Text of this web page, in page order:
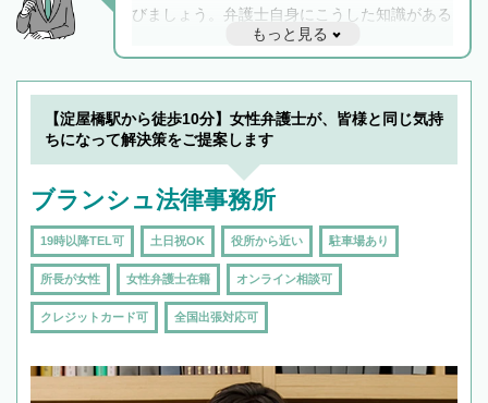
びましょう。弁護士自身にこうした知識がある
と他士業との連携もスムーズに進み、トラブル
解決のみならず相続をトータルで任せることが
できます。また、相続は感情がからむ分野なの
でフィーリングも重要です。実際に電話や面談
で複数の弁護士と会話をしてウマが合う方に依
もっと見る
【淀屋橋駅から徒歩10分】女性弁護士が、皆様と同じ気持
ちになって解決策をご提案します
ブランシュ法律事務所
19時以降TEL可 土日祝OK 役所から近い 駐車場あり
所長が女性 女性弁護士在籍 オンライン相談可
クレジットカード可 全国出張対応可